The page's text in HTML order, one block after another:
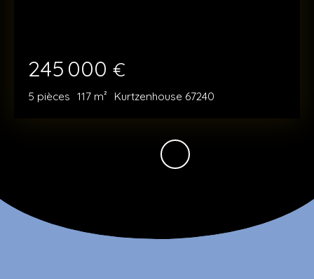
245 000 €
5 pièces 117 m² Kurtzenhouse 67240